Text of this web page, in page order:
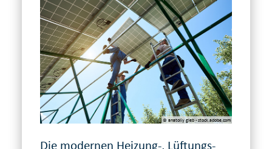
© anatoliy gleb - stock.adobe.com
Die modernen Heizung-, Lüftungs-